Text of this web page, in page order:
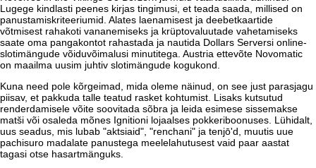
Lugege kindlasti peenes kirjas tingimusi, et teada saada, millised on
panustamiskriteeriumid. Alates laenamisest ja deebetkaartide
võtmisest rahakoti vananemiseks ja krüptovaluutade vahetamiseks
saate oma pangakontot rahastada ja nautida Dollars Serversi online-
slotimängude võiduvõimalusi minutitega. Austria ettevõte Novomatic
on maailma uusim juhtiv slotimängude kogukond.
Kuna need pole kõrgeimad, mida oleme näinud, on see just parasjagu
piisav, et pakkuda talle teatud rasket kohtumist. Lisaks kutsutud
renderdamisele võite soovitada sõbra ja leida esimese sissemakse
matši või osaleda mõnes Ignitioni lojaalses pokkeriboonuses. Lühidalt,
uus seadus, mis lubab "aktsiaid", "renchani" ja tenjō'd, muutis uue
pachisuro madalate panustega meelelahutusest vaid paar aastat
tagasi otse hasartmänguks.